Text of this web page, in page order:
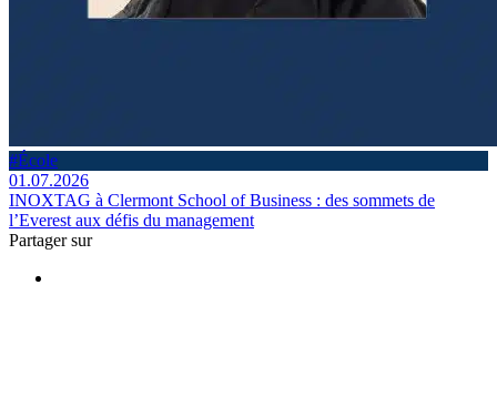
#École
01.07.2026
INOXTAG à Clermont School of Business : des sommets de
l’Everest aux défis du management
Partager sur